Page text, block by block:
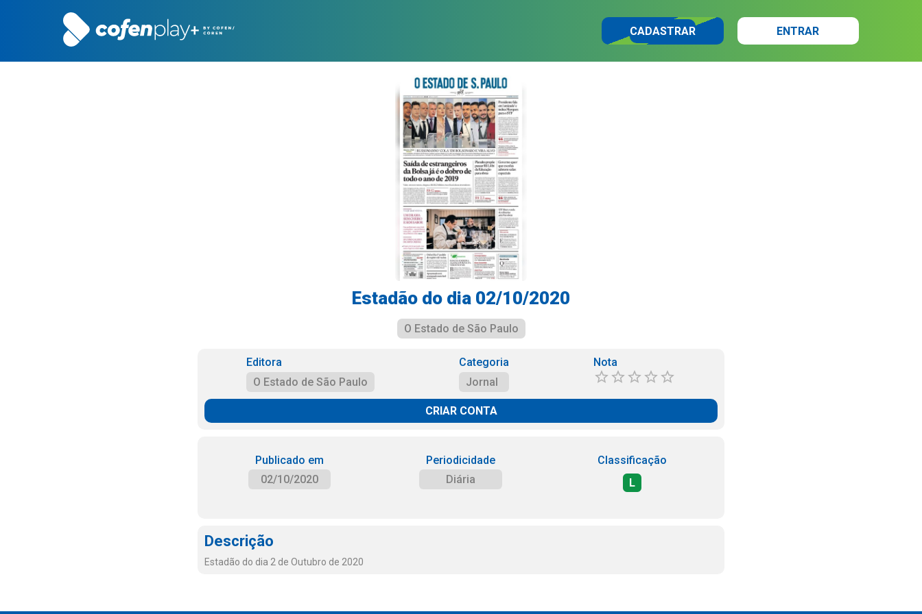
CADASTRAR ENTRAR
Estadão do dia 02/10/2020
O Estado de São Paulo
Editora
O Estado de São Paulo
Categoria
Jornal
Nota
CRIAR CONTA
Publicado em
02/10/2020
Periodicidade
Diária
Classificação
L
Descrição
Estadão do dia 2 de Outubro de 2020